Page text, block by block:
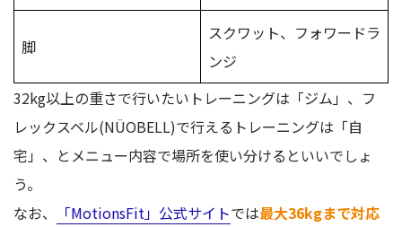
脚
スクワット、フォワードラ
ンジ
32kg以上の重さで行いたいトレーニングは「ジム」、フ
レックスベル(NÜOBELL)で行えるトレーニングは「自
宅」、とメニュー内容で場所を使い分けるといいでしょ
う。
なお、
「MotionsFit」公式サイトでは最大36kgまで対応